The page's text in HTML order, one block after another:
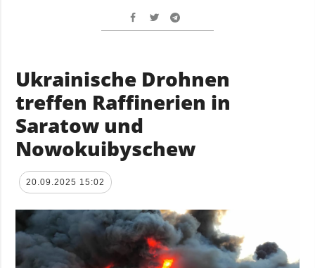
Ukrainische Drohnen
treffen Raffinerien in
Saratow und
Nowokuibyschew
20.09.2025 15:02